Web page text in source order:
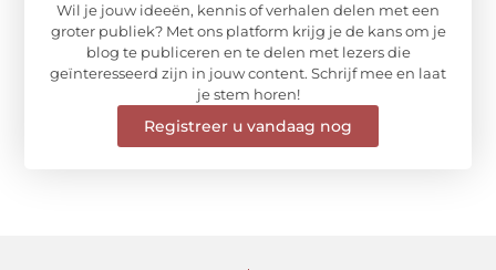
Wil je jouw ideeën, kennis of verhalen delen met een
groter publiek? Met ons platform krijg je de kans om je
blog te publiceren en te delen met lezers die
geïnteresseerd zijn in jouw content. Schrijf mee en laat
je stem horen!
Registreer u vandaag nog